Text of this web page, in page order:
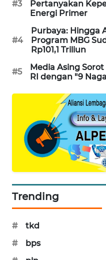
#3
Pertanyakan
Energi Primer
#4
Purbaya: Hingga
Program MBG
Rp101,1 Triliun
#5
Media Asing
RI dengan "9
Trending
#
tkd
#
bps
KRT
NEWS
KARING
NEWS
JURNAL
NEWS
GARONGGANG
FISUELRI
ID
ENERGI
NEWS